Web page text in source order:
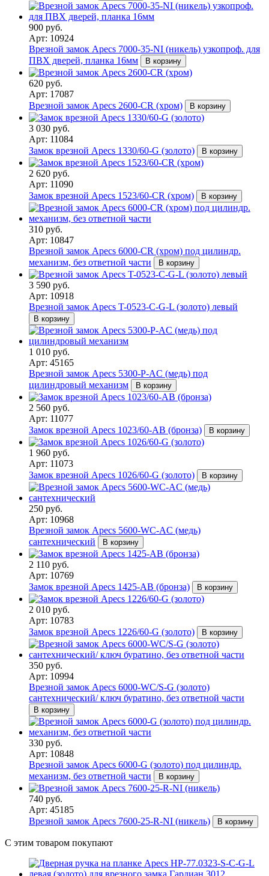
900 руб.
Арт: 10924
Врезной замок Apecs 7000-35-NI (никель) узкопроф. для
ПВХ дверей, планка 16мм
В корзину
620 руб.
Арт: 17087
Врезной замок Apecs 2600-CR (хром)
В корзину
3 030 руб.
Арт: 11084
Замок врезной Apecs 1330/60-G (золото)
В корзину
2 620 руб.
Арт: 11090
Замок врезной Apecs 1523/60-CR (хром)
В корзину
310 руб.
Арт: 10847
Врезной замок Apecs 6000-CR (хром) под цилиндр.
механизм, без ответной части
В корзину
3 590 руб.
Арт: 10918
Врезной замок Apecs T-0523-C-G-L (золото) левый
В корзину
1 010 руб.
Арт: 45165
Врезной замок Apecs 5300-P-AC (медь) под
цилиндровый механизм
В корзину
2 560 руб.
Арт: 11077
Замок врезной Apecs 1023/60-AB (бронза)
В корзину
1 960 руб.
Арт: 11073
Замок врезной Apecs 1026/60-G (золото)
В корзину
250 руб.
Арт: 10968
Врезной замок Apecs 5600-WC-AC (медь)
сантехнический
В корзину
2 110 руб.
Арт: 10769
Замок врезной Apecs 1425-AB (бронза)
В корзину
2 010 руб.
Арт: 10783
Замок врезной Apecs 1226/60-G (золото)
В корзину
350 руб.
Арт: 10994
Врезной замок Apecs 6000-WC/S-G (золото)
сантехнический/ ключ буратино, без ответной части
В корзину
330 руб.
Арт: 10848
Врезной замок Apecs 6000-G (золото) под цилиндр.
механизм, без ответной части
В корзину
740 руб.
Арт: 45185
Врезной замок Apecs 7600-25-R-NI (никель)
В корзину
С этим товаром покупают